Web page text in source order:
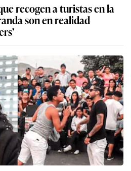
recogen a turistas en la
son en realidad